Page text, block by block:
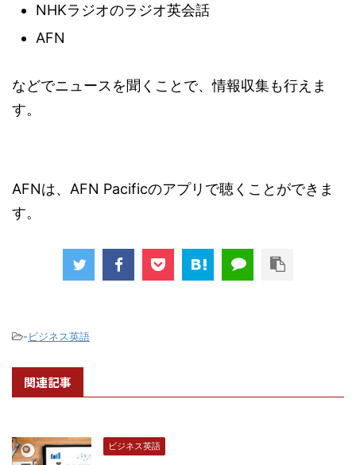
NHKラジオのラジオ英会話
AFN
などでニュースを聞くことで、情報収集も行えま
す。
AFNは、AFN Pacificのアプリで聴くことができま
す。
-ビジネス英語
関連記事
ビジネス英語